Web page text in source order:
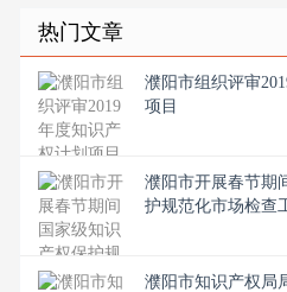
热门文章
濮阳市组织评审
项目
濮阳市开展春节期
护规范化市场检查
濮阳市知识产权局